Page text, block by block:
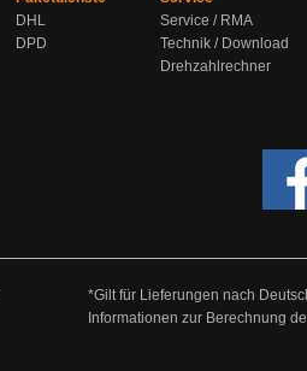
DHL
DPD
Service / RMA
Technik / Download
Drehzahlrechner
*Gilt für Lieferungen nach
Informationen zur Berechnung